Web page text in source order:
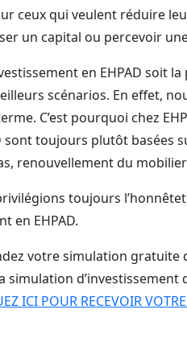
ceux qui veulent réduire
un capital ou percevoir
en EHPAD soit
scénarios. En effet,
C’est pourquoi chez
sont toujours plutôt basées
renouvellement du
toujours
en EHPAD.
votre simulation gratuite
simulation d’investissement
ICI POUR RECEVOIR